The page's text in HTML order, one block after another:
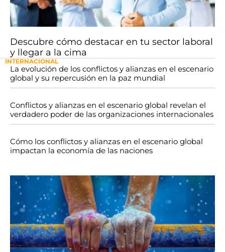
Descubre cómo destacar en tu sector laboral
y llegar a la cima
INTERNACIONAL
La evolución de los conflictos y alianzas en el escenario
global y su repercusión en la paz mundial
Conflictos y alianzas en el escenario global revelan el
verdadero poder de las organizaciones internacionales
Cómo los conflictos y alianzas en el escenario global
impactan la economía de las naciones